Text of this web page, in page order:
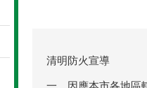
清明防火宣導